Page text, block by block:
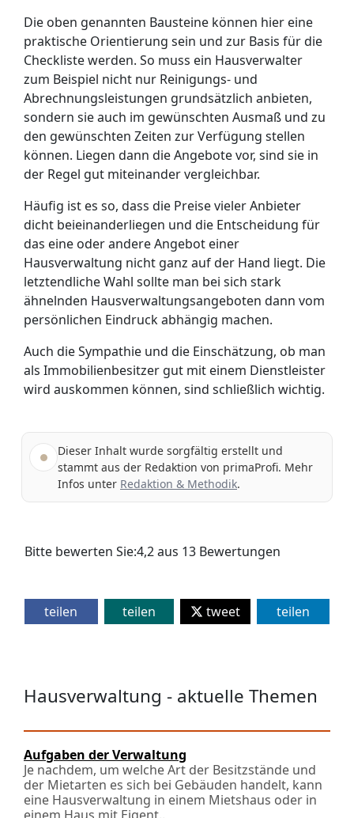
Die oben genannten Bausteine können hier eine
praktische Orientierung sein und zur Basis für die
Checkliste werden. So muss ein Hausverwalter
zum Beispiel nicht nur Reinigungs- und
Abrechnungsleistungen grundsätzlich anbieten,
sondern sie auch im gewünschten Ausmaß und zu
den gewünschten Zeiten zur Verfügung stellen
können. Liegen dann die Angebote vor, sind sie in
der Regel gut miteinander vergleichbar.
Häufig ist es so, dass die Preise vieler Anbieter
dicht beieinanderliegen und die Entscheidung für
das eine oder andere Angebot einer
Hausverwaltung nicht ganz auf der Hand liegt. Die
letztendliche Wahl sollte man bei sich stark
ähnelnden Haus­verwaltungs­angeboten dann vom
persönlichen Eindruck abhängig machen.
Auch die Sympathie und die Einschätzung, ob man
als Immobilienbesitzer gut mit einem Dienstleister
wird auskommen können, sind schließlich wichtig.
Dieser Inhalt wurde sorgfältig erstellt und
stammt aus der Redaktion von primaProfi. Mehr
Infos unter Redaktion & Methodik.
Bitte bewerten Sie:4,2aus 13 Bewertungen
teilen teilen tweet teilen
Hausverwaltung - aktuelle Themen
Aufgaben der Verwaltung
Je nachdem, um welche Art der Besitzstände und
der Mietarten es sich bei Gebäuden handelt, kann
eine Hausverwaltung in einem Mietshaus oder in